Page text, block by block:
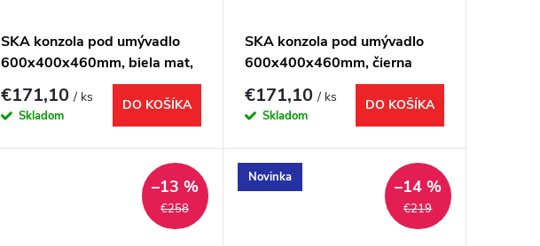
SKA konzola pod umývadlo
600x400x460mm, biela mat,
s bielou MDF policou
€171,10/ ks
Skladom
DO KOŠÍKA
SKA konzola pod umývadlo
600x400x460mm, čierna
mat, s bielou MDF policou
€171,10/ ks
Skladom
DO KOŠÍKA
€258
–13 % Novinka
€219
–14 %